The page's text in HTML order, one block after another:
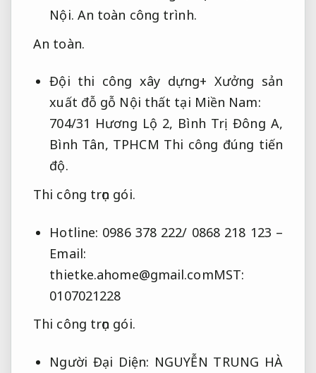
Nội. An toàn công trình.
An toàn.
Đội thi công xây dựng+ Xưởng sản
xuất đỗ gỗ Nội thất tại Miền Nam:
704/31 Hương Lộ 2, Bình Trị Đông A,
Bình Tân, TPHCM Thi công đúng tiến
độ.
Thi công trọn gói.
Hotline: 0986 378 222/ 0868 218 123 –
Email:
thietke.ahome@gmail.comMST:
0107021228
Thi công trọn gói.
Người Đại Diện: NGUYỄN TRUNG HÀ